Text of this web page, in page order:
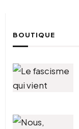
BOUTIQUE